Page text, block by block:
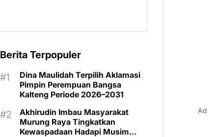
Berita Terpopuler
Dina Maulidah Terpilih Aklamasi
Pimpin Perempuan Bangsa
Kalteng Periode 2026–2031
Akhirudin Imbau Masyarakat
Murung Raya Tingkatkan
Kewaspadaan Hadapi Musim
Ad